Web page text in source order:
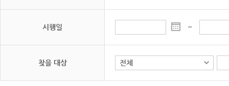
시행일 ~
찾을 대상